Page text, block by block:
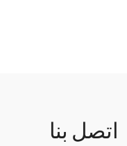
اتصل بنا